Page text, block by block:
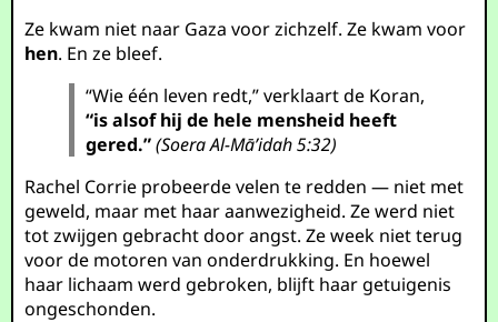
Ze kwam niet naar Gaza voor zichzelf. Ze kwam voor
hen. En ze bleef.
“Wie één leven redt,” verklaart de Koran,
“is alsof hij de hele mensheid heeft
gered.” (Soera Al-Mā’idah 5:32)
Rachel Corrie probeerde velen te redden — niet met
geweld, maar met haar aanwezigheid. Ze werd niet
tot zwijgen gebracht door angst. Ze week niet terug
voor de motoren van onderdrukking. En hoewel
haar lichaam werd gebroken, blijft haar getuigenis
ongeschonden.